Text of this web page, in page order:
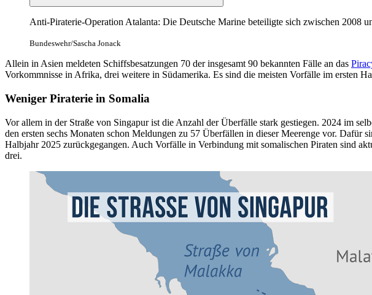
Anti-Piraterie-Operation Atalanta: Die Deutsche Marine beteiligte sich zwischen 2008
Bundeswehr/Sascha Jonack
Allein in Asien meldeten Schiffsbesatzungen 70 der insgesamt 90 bekannten Fälle an das
Vorkommnisse in Afrika, drei weitere in Südamerika. Es sind die meisten Vorfälle im ersten
Weniger Piraterie in Somalia
Vor allem in der Straße von Singapur ist die Anzahl der Überfälle stark gestiegen. 2024 im
den ersten sechs Monaten schon Meldungen zu 57 Überfällen in dieser Meerenge vor.
Halbjahr 2025 zurückgegangen. Auch Vorfälle in Verbindung mit somalischen Piraten sind
drei.